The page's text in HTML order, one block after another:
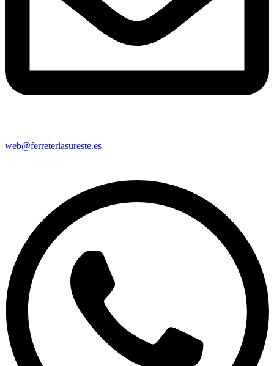
web@ferreteriasureste.es